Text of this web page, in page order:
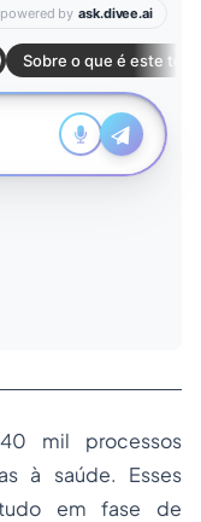
mil processos
à saúde. Esses
em fase de